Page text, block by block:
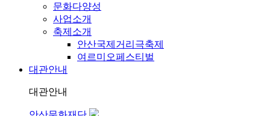
문화다양성
사업소개
축제소개
안산국제거리극축제
여르미오페스티벌
대관안내
대관안내